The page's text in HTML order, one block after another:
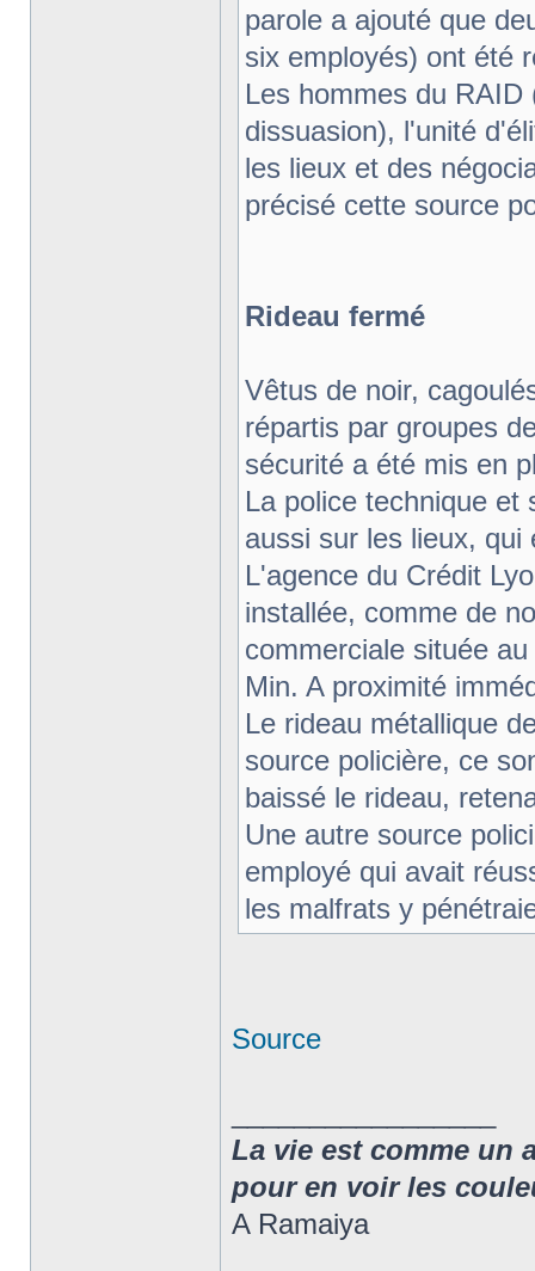
parole a ajouté que
six employés) ont été
Les hommes du
dissuasion), l'unité
les lieux et des
précisé cette source
Rideau fermé
Vêtus de noir,
répartis par groupes
sécurité a été mis en
La police technique et
aussi sur les lieux, qui
L'agence du Crédit
installée, comme de
commerciale située
Min. A proximité
Le rideau métallique
source policière, ce
baissé le rideau,
Une autre source
employé qui avait
les malfrats y
Source
La vie est comme un
pour en voir les
A Ramaiya